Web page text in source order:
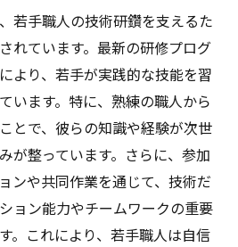
な学習環境の構築
を支える若手の育成戦略
合したユニークなアプロー
切り拓く若き才能の育成
愛知県建設業の研修で得られ
若手職人の技術研鑽を支えるた
れています。最新の研修プログ
より、若手が実践的な技能を習
います。特に、熟練の職人から
とで、彼らの知識や経験が次世
が整っています。さらに、参加
ンや共同作業を通じて、技術だ
ョン能力やチームワークの重要
。これにより、若手職人は自信